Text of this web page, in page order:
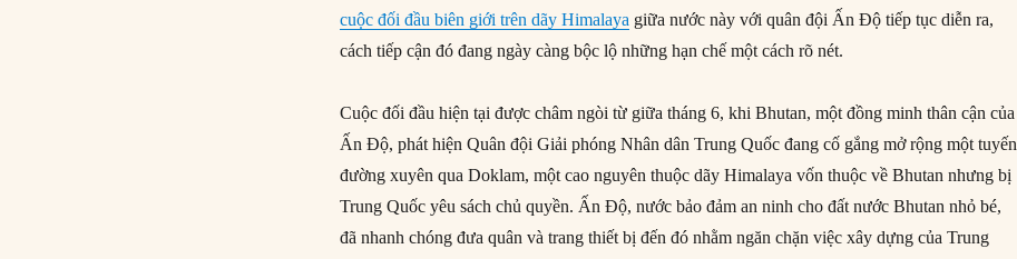
cuộc đối đầu biên giới trên dãy Himalaya giữa nước này với quân đội Ấn Độ tiếp tục diễn ra,
cách tiếp cận đó đang ngày càng bộc lộ những hạn chế một cách rõ nét.
Cuộc đối đầu hiện tại được châm ngòi từ giữa tháng 6, khi Bhutan, một đồng minh thân cận của
Ấn Độ, phát hiện Quân đội Giải phóng Nhân dân Trung Quốc đang cố gắng mở rộng một tuyến
đường xuyên qua Doklam, một cao nguyên thuộc dãy Himalaya vốn thuộc về Bhutan nhưng bị
Trung Quốc yêu sách chủ quyền. Ấn Độ, nước bảo đảm an ninh cho đất nước Bhutan nhỏ bé,
đã nhanh chóng đưa quân và trang thiết bị đến đó nhằm ngăn chặn việc xây dựng của Trung